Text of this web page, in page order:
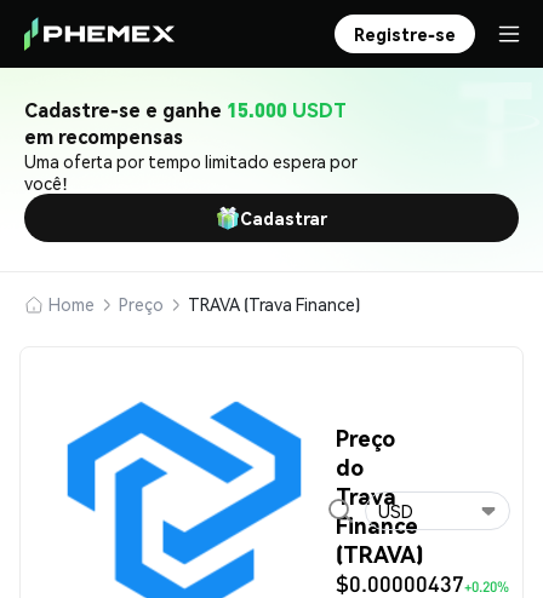
Registre-se
Cadastre-se e ganhe 15.000 USDT
em recompensas
Uma oferta por tempo limitado espera por
você!
Cadastrar
Home Preço TRAVA (Trava Finance)
Preço
do
Trava
Finance
(TRAVA)
$0.00000437+0.20%
USD